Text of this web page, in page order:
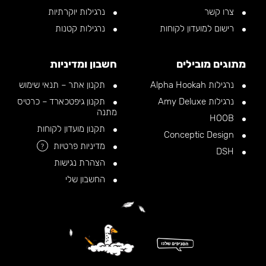
צרו קשר
רישום למועדון לקוחות
נרגילות יוקרתיות
נרגילות קטנות
מתוגים מובילים
נרגילות Alpha Hookah
נרגילות Amy Deluxe
חשבון ומדיניות
תקנון אתר – תנאי שימוש
תקנון גיפטכארד – כרטיס
מתנה
תקנון מועדון לקוחות
מדיניות פרטיות
?
הצהרת נגישות
החשבון שלי